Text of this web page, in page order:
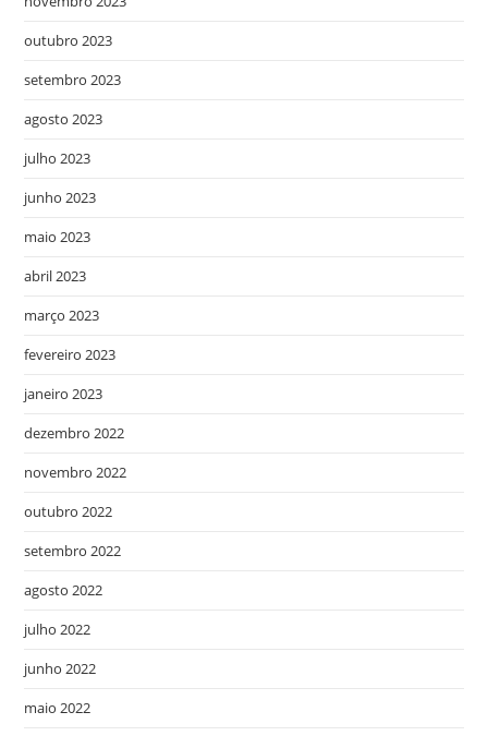
outubro 2023
setembro 2023
agosto 2023
julho 2023
junho 2023
maio 2023
abril 2023
março 2023
fevereiro 2023
janeiro 2023
dezembro 2022
novembro 2022
outubro 2022
setembro 2022
agosto 2022
julho 2022
junho 2022
maio 2022